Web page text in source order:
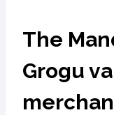
The
Grogu